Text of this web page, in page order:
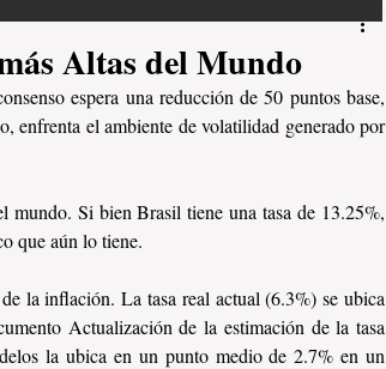
Altas del Mundo
espera una reducción de 50 puntos base,
enfrenta el ambiente de volatilidad generado por
mundo. Si bien Brasil tiene una tasa de 13.25%,
que aún lo tiene.
la inflación. La tasa real actual (6.3%) se ubica
Actualización de la estimación de la tasa
la ubica en un punto medio de 2.7% en un